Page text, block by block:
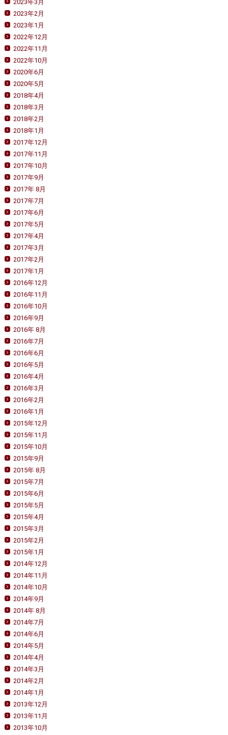
2023年3月
2023年2月
2023年1月
2022年12月
2022年11月
2022年10月
2020年6月
2020年5月
2018年4月
2018年3月
2018年2月
2018年1月
2017年12月
2017年11月
2017年10月
2017年9月
2017年 8月
2017年7月
2017年6月
2017年5月
2017年4月
2017年3月
2017年2月
2017年1月
2016年12月
2016年11月
2016年10月
2016年9月
2016年 8月
2016年7月
2016年6月
2016年5月
2016年4月
2016年3月
2016年2月
2016年1月
2015年12月
2015年11月
2015年10月
2015年9月
2015年 8月
2015年7月
2015年6月
2015年5月
2015年4月
2015年3月
2015年2月
2015年1月
2014年12月
2014年11月
2014年10月
2014年9月
2014年 8月
2014年7月
2014年6月
2014年5月
2014年4月
2014年3月
2014年2月
2014年1月
2013年12月
2013年11月
2013年10月